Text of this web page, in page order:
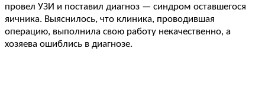
провел УЗИ и поставил диагноз — синдром оставшегося
яичника. Выяснилось, что клиника, проводившая
операцию, выполнила свою работу некачественно, а
хозяева ошиблись в диагнозе.